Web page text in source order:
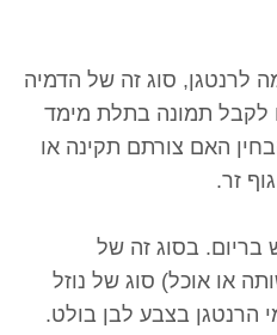
לרנטגן, סוג זה של הדמיה
לקבל תמונה בתלת מימד
האם צורתם תקינה או
זר.
בריום. בסוג זה של
או אוכל) סוג של נוזל
הרנטגן בצבע לבן בולט.